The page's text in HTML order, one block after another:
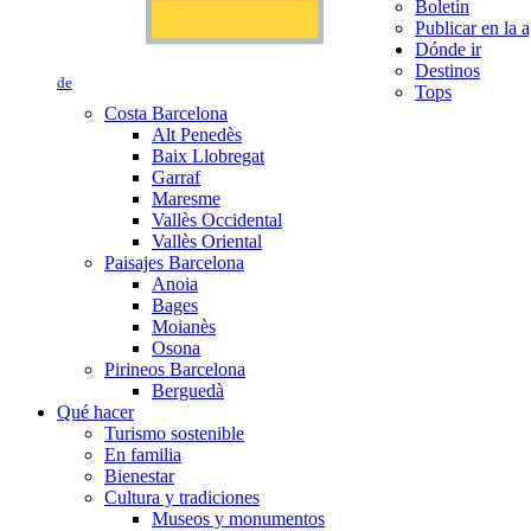
de
Boletín
Publicar en la
Dónde ir
Destinos
Tops
Costa Barcelona
Alt Penedès
Baix Llobregat
Garraf
Maresme
Vallès Occidental
Vallès Oriental
Paisajes Barcelona
Anoia
Bages
Moianès
Osona
Pirineos Barcelona
Berguedà
Qué hacer
Turismo sostenible
En familia
Bienestar
Cultura y tradiciones
Museos y monumentos